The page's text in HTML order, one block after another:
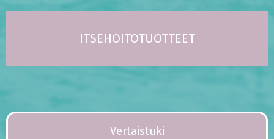
ITSEHOITOTUOTTEET
Vertaistuki